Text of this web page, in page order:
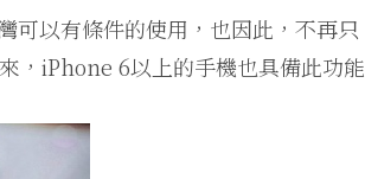
可以有條件的使用，也因此，不再只
，iPhone 6以上的手機也具備此功能